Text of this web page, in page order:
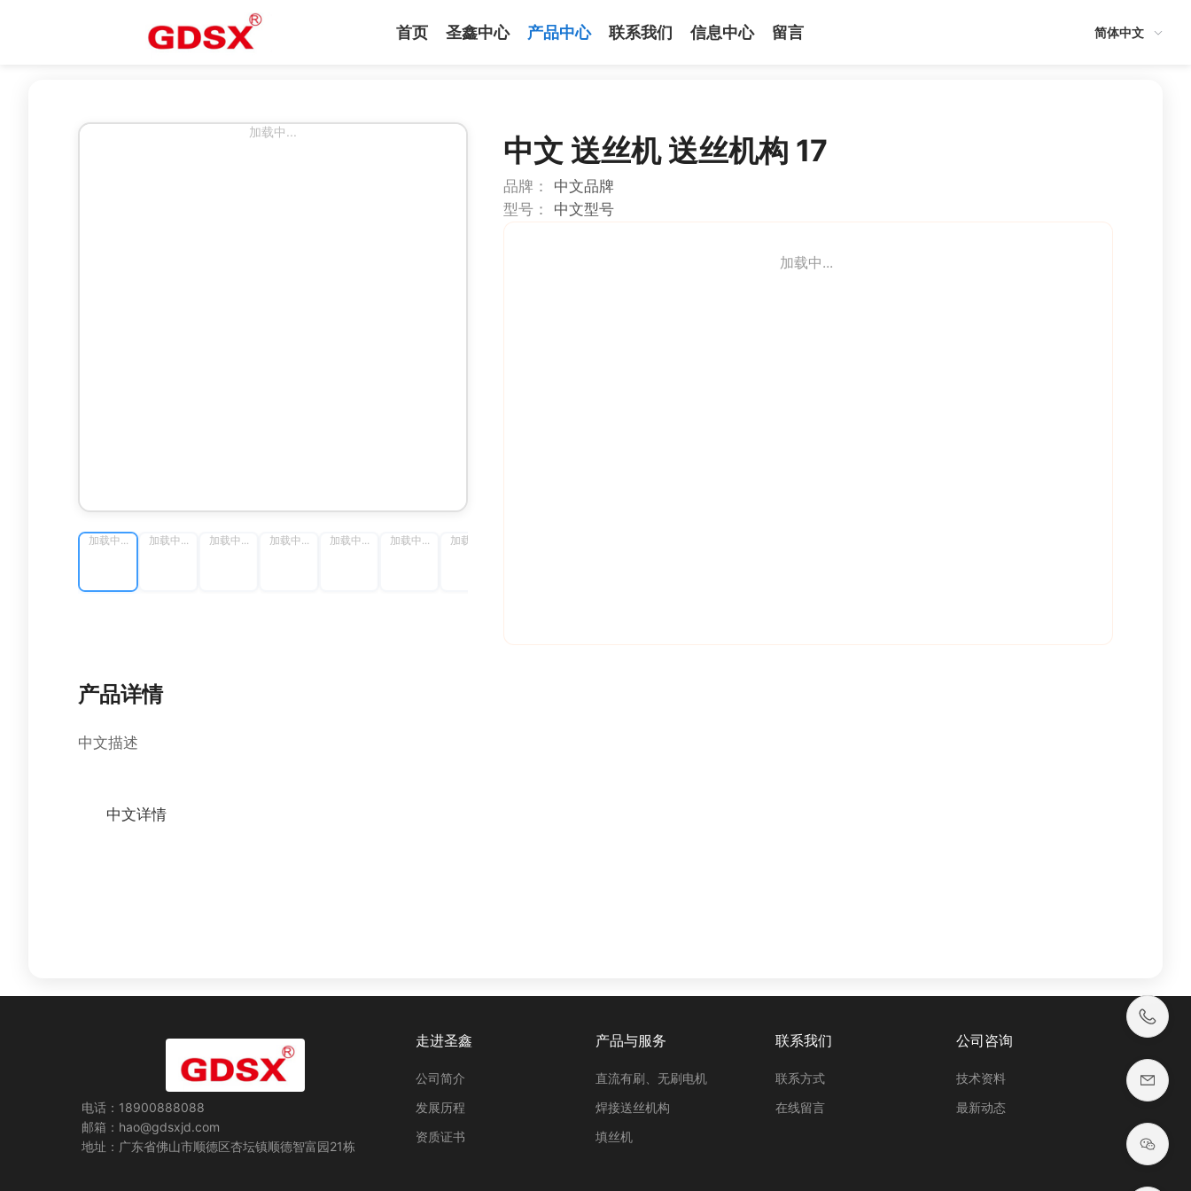
首页 圣鑫中心 产品中心 联系我们 信息中心 留言 简体中文
加载中...
加载中... 加载中... 加载中... 加载中... 加载中... 加载中... 加载中...
中文 送丝机 送丝机构 17
品牌：
中文品牌
型号：
中文型号
加载中...
产品详情
中文描述
中文详情
电话：18900888088
邮箱：hao@gdsxjd.com
地址：广东省佛山市顺德区杏坛镇顺德智富园21栋
走进圣鑫
公司简介
发展历程
资质证书
产品与服务
直流有刷、无刷电机
焊接送丝机构
填丝机
联系我们
联系方式
在线留言
公司咨询
技术资料
最新动态